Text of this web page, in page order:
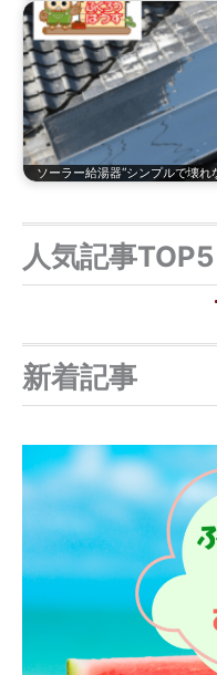
ソーラー給湯器“シンプルで壊れ
人気記事TOP5
新着記事